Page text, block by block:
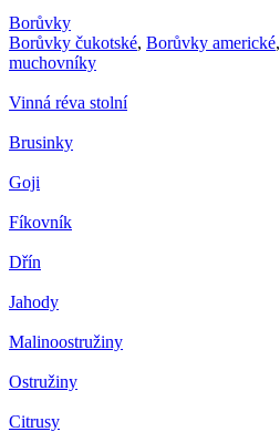
Borůvky
Borůvky čukotské, Borůvky americké,
muchovníky
Vinná réva stolní
Brusinky
Goji
Fíkovník
Dřín
Jahody
Malinoostružiny
Ostružiny
Citrusy